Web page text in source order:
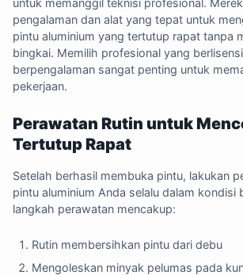
untuk memanggil teknisi profesional.
pengalaman dan alat yang tepat untuk
pintu aluminium yang tertutup rapat tanpa
bingkai. Memilih profesional yang
berpengalaman sangat penting untuk
pekerjaan.
Perawatan Rutin untuk
Tertutup Rapat
Setelah berhasil membuka pintu, lakukan
pintu aluminium Anda selalu dalam kondisi
langkah perawatan mencakup:
Rutin membersihkan pintu dari debu
Mengoleskan minyak pelumas pada